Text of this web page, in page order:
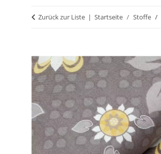
Zurück zur Liste Startseite Stoffe